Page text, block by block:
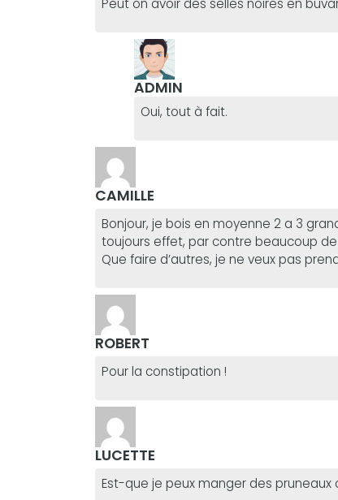
Peut on avoir des selles noires en
ADMIN
Oui, tout à fait.
CAMILLE
Bonjour, je bois en moyenne 2 a 3
toujours effet, par contre beaucoup
Que faire d’autres, je ne veux pas
ROBERT
Pour la constipation !
LUCETTE
Est-que je peux manger des